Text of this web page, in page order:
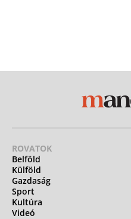
ROVATOK
Belföld
Külföld
Gazdaság
Sport
Kultúra
Videó